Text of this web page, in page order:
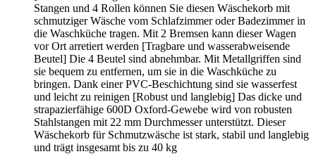
Stangen und 4 Rollen können Sie diesen Wäschekorb mit
schmutziger Wäsche vom Schlafzimmer oder Badezimmer in
die Waschküche tragen. Mit 2 Bremsen kann dieser Wagen
vor Ort arretiert werden [Tragbare und wasserabweisende
Beutel] Die 4 Beutel sind abnehmbar. Mit Metallgriffen sind
sie bequem zu entfernen, um sie in die Waschküche zu
bringen. Dank einer PVC-Beschichtung sind sie wasserfest
und leicht zu reinigen [Robust und langlebig] Das dicke und
strapazierfähige 600D Oxford-Gewebe wird von robusten
Stahlstangen mit 22 mm Durchmesser unterstützt. Dieser
Wäschekorb für Schmutzwäsche ist stark, stabil und langlebig
und trägt insgesamt bis zu 40 kg